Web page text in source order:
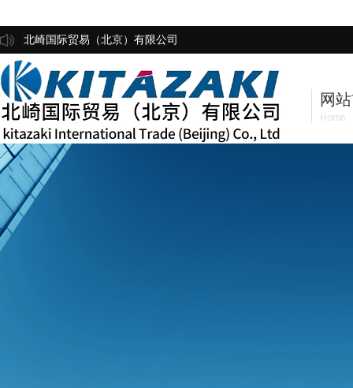
北崎国际贸易（北京）有限公司
网
Home